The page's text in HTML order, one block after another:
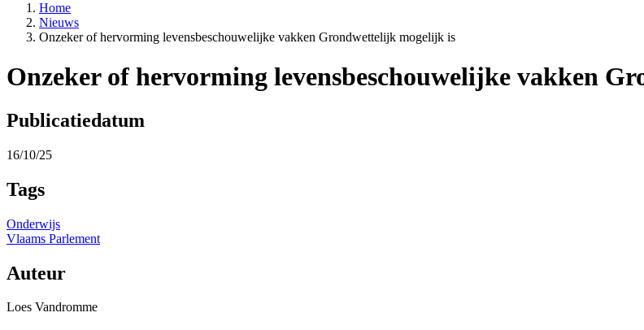
Home
Nieuws
Onzeker of hervorming levensbeschouwelijke vakken Grondwettelijk mogelijk is
Onzeker of hervorming levensbeschouwelijke vakken
Publicatiedatum
16/10/25
Tags
Onderwijs
Vlaams Parlement
Auteur
Loes Vandromme